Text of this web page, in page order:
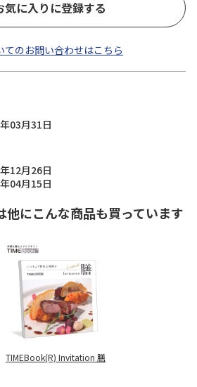
気に入りに登録する
てのお問い合わせはこちら
03月31日
12月26日
04月15日
他にこんな商品も買っています
TIMEBook(R) Invitation 膳